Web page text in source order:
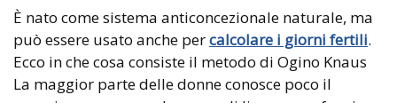
È nato come sistema anticoncezionale naturale, ma
può essere usato anche percalcolare i giorni fertili.
Ecco in che cosa consiste il metodo di Ogino Knaus
La maggior parte delle donne conosce poco il